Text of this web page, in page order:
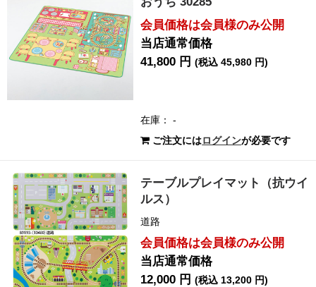
会員価格は会員様のみ公開
当店通常価格
41,800 円(税込 45,980 円)
在庫： -
ご注文にはログインが必要です
テーブルプレイマット（抗ウイ
ルス）
道路
会員価格は会員様のみ公開
当店通常価格
12,000 円(税込 13,200 円)